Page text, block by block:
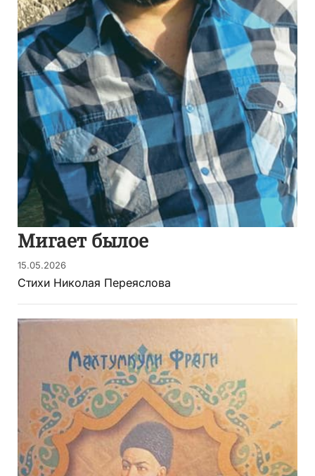
Мигает былое
15.05.2026
Стихи Николая Переяслова